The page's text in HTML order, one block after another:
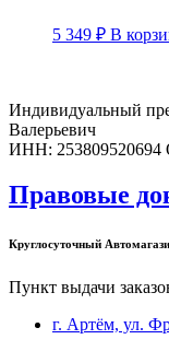
5 349 ₽ В
Индивидуальный
Валерьевич
ИНН:
Правовые
Круглосуточный
Пункт выдачи
г. Артём, ул.